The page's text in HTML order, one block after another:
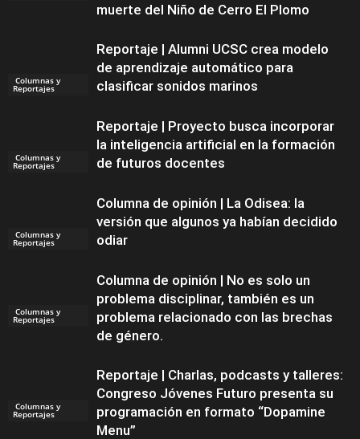
muerte del Niño de Cerro El Plomo
Columnas y
Reportajes
Reportaje | Alumni UCSC crea modelo
de aprendizaje automático para
clasificar sonidos marinos
Columnas y
Reportajes
Reportaje | Proyecto busca incorporar
la inteligencia artificial en la formación
de futuros docentes
Columnas y
Reportajes
Columna de opinión | La Odisea: la
versión que algunos ya habían decidido
odiar
Columnas y
Reportajes
Columna de opinión | No es solo un
problema disciplinar, también es un
problema relacionado con las brechas
de género.
Columnas y
Reportajes
Reportaje | Charlas, podcasts y talleres:
Congreso Jóvenes Futuro presenta su
programación en formato “Dopamine
Menu”